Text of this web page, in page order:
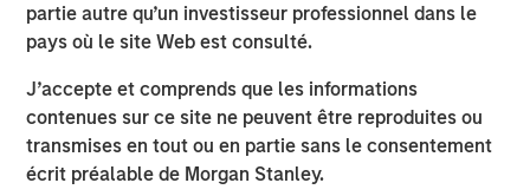
partie autre qu’un investisseur professionnel dans le
pays où le site Web est consulté.
J’accepte et comprends que les informations
contenues sur ce site ne peuvent être reproduites ou
transmises en tout ou en partie sans le consentement
écrit préalable de Morgan Stanley.
yields at long end.
Exhibit 1